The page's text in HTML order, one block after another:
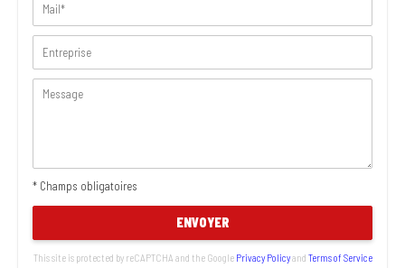
* Champs obligatoires
ENVOYER
This site is protected by reCAPTCHA and the Google Privacy Policyand Terms of Service